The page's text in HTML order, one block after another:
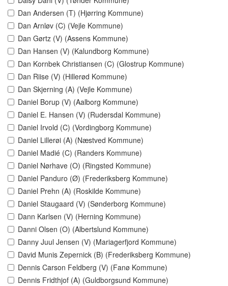
Dan Andersen (T) (Hjørring Kommune)
Dan Arnløv (C) (Vejle Kommune)
Dan Gørtz (V) (Assens Kommune)
Dan Hansen (V) (Kalundborg Kommune)
Dan Kornbek Christiansen (C) (Glostrup Kommune)
Dan Riise (V) (Hillerød Kommune)
Dan Skjerning (A) (Vejle Kommune)
Daniel Borup (V) (Aalborg Kommune)
Daniel E. Hansen (V) (Rudersdal Kommune)
Daniel Irvold (C) (Vordingborg Kommune)
Daniel Lillerøi (A) (Næstved Kommune)
Daniel Madié (C) (Randers Kommune)
Daniel Nørhave (O) (Ringsted Kommune)
Daniel Panduro (Ø) (Frederiksberg Kommune)
Daniel Prehn (A) (Roskilde Kommune)
Daniel Staugaard (V) (Sønderborg Kommune)
Dann Karlsen (V) (Herning Kommune)
Danni Olsen (O) (Albertslund Kommune)
Danny Juul Jensen (V) (Mariagerfjord Kommune)
David Munis Zepernick (B) (Frederiksberg Kommune)
Dennis Carson Feldberg (V) (Fanø Kommune)
Dennis Fridthjof (A) (Guldborgsund Kommune)